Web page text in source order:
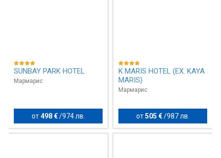
SUNBAY PARK HOTEL
Мармарис
от498 € /974 лв.
K MARIS HOTEL (EX. KAYA
MARIS)
Мармарис
от505 €/987 лв.